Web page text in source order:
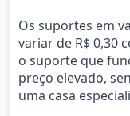
Os suportes em
variar de R$ 0,30
o suporte que
preço elevado,
uma casa